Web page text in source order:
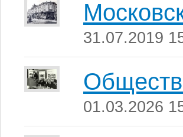
31.07.2019
01.03.2026